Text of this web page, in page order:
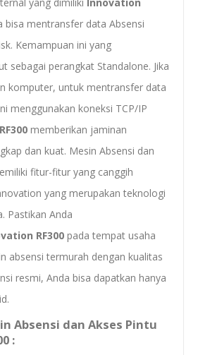
bisa mentransfer data Absensi
Kemampuan ini yang
sebagai perangkat Standalone. Jika
komputer, untuk mentransfer data
menggunakan koneksi TCP/IP
memberikan jaminan
dan kuat. Mesin Absensi dan
fitur-fitur yang canggih
yang merupakan teknologi
Pastikan Anda
RF300 pada tempat usaha
absensi termurah dengan kualitas
resmi, Anda bisa dapatkan hanya
Absensi dan Akses Pintu
: